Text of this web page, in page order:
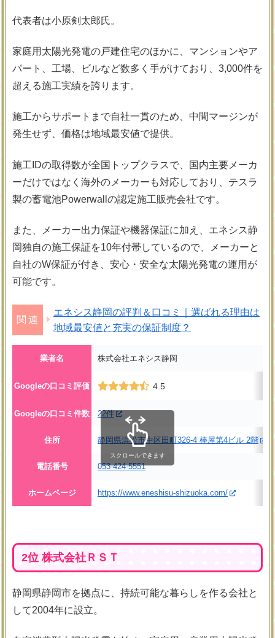
代表者は小原剣太郎氏。
家庭用太陽光発電の戸建住宅のほかに、マンションやア
パート、工場、ビルなど数多く手がけており、3,000件を
超える施工実績を誇ります。
施工からサポートまで自社一貫のため、中間マージンが
発生せず、価格は地域最安値で提供。
施工IDの取得数が全国トップクラスで、国内主要メーカ
ーだけではなく海外のメーカーも対応しており、テスラ
製の蓄電池Powerwallの認定施工販売会社です。
また、メーカー出力保証や機器保証に加え、エネシス静
岡独自の施工保証を10年付帯しているので、メーカーと
自社のW保証が付き、安心・安全な太陽光発電の運用が
可能です。
エネシス静岡の評判＆口コミ｜選ばれる理由は
地域最安値と充実の保証制度？
業者名 株式会社エネシス静岡
Googleの口コミ評価 4.5
Googleの口コミ件数 22件
住所 静岡県浜松市中区田町326-4 棒屋第4ビル 2階
電話番号 053-424-5551
ホームページ https://www.eneshisu-shizuoka.com/
スクロールできます
2位 株式会社ＲＳＴ
静岡県静岡市を拠点に、持続可能な暮らしを作る会社と
して2004年に設立。